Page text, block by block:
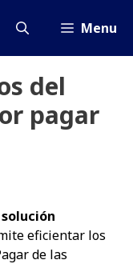
Menu
del
pagar
eficientar los
de las